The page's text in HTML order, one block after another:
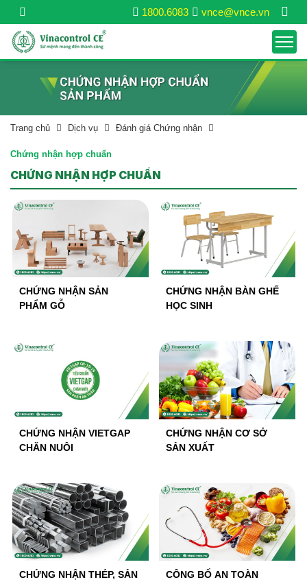
vnce@vnce.vn
1800.6083
Trang chủ Dịch vụ Đánh giá Chứng nhận
Chứng nhận hợp chuẩn
CHỨNG NHẬN HỢP CHUẨN
CHỨNG NHẬN SẢN
PHẨM GỖ
CHỨNG NHẬN BÀN GHẾ
HỌC SINH
CHỨNG NHẬN VIETGAP
CHĂN NUÔI
CHỨNG NHẬN CƠ SỞ
SẢN XUẤT
CHỨNG NHẬN THÉP, SẢN
CÔNG BỐ AN TOÀN